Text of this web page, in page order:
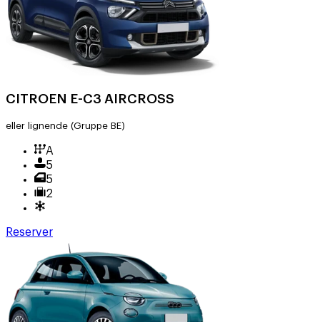
CITROEN E-C3 AIRCROSS
eller lignende (Gruppe BE)
A
5
5
2
Reserver